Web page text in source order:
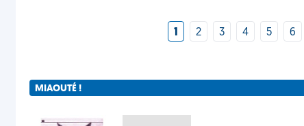
1 2 3 4 5 6
MIAOUTÉ !